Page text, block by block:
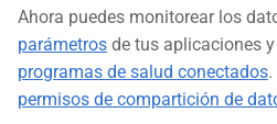
Ahora puedes monitorear los
parámetros de tus aplicaciones
programas de salud conectados
permisos de compartición de